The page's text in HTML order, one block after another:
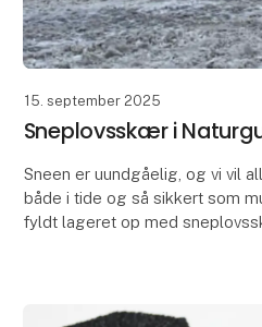
15. september 2025
Sneplovsskær i
Sneen er uundgåelig, og vi vil
både i tide og så sikkert som
fyldt lageret op med